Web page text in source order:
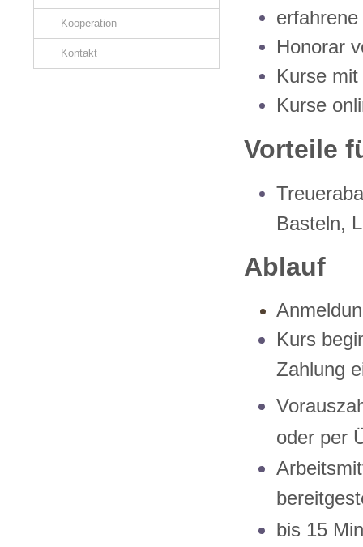
Kooperation
Kontakt
Honorar
Kurse
Kurse
Vorteile
Basteln,
Ablauf
Kurs
Zahlung
oder per
bis 15